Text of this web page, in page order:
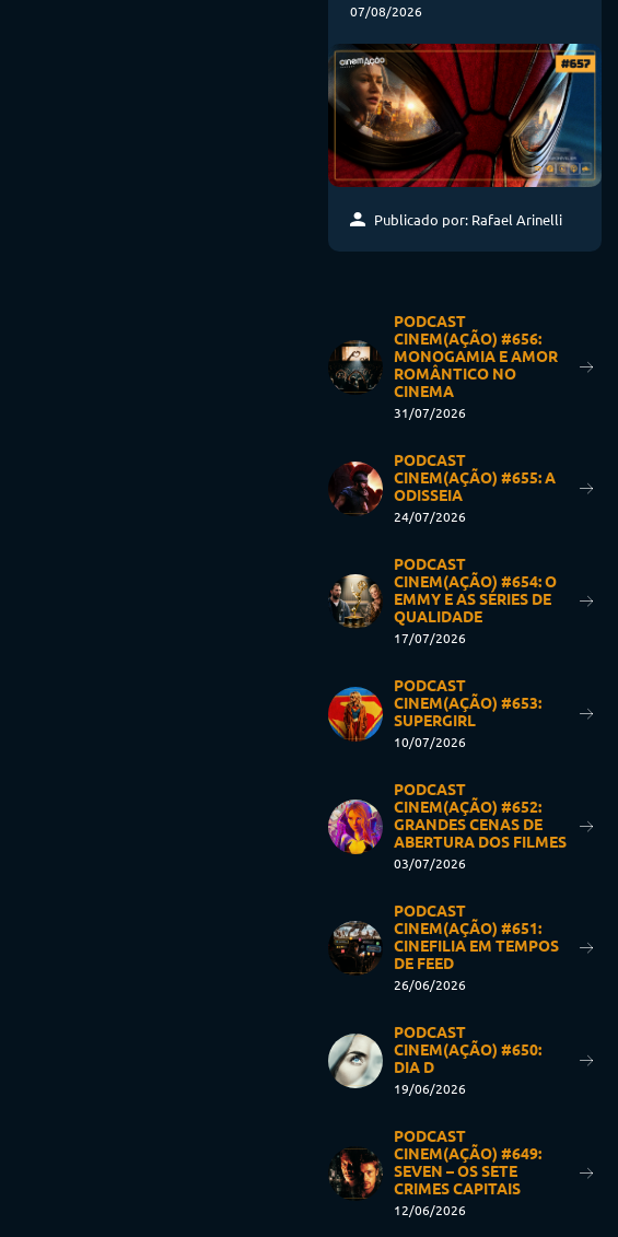
07/08/2026
Publicado por: Rafael Arinelli
PODCAST
CINEM(AÇÃO) #656:
MONOGAMIA E AMOR
ROMÂNTICO NO
CINEMA
31/07/2026
PODCAST
CINEM(AÇÃO) #655: A
ODISSEIA
24/07/2026
PODCAST
CINEM(AÇÃO) #654: O
EMMY E AS SÉRIES DE
QUALIDADE
17/07/2026
PODCAST
CINEM(AÇÃO) #653:
SUPERGIRL
10/07/2026
PODCAST
CINEM(AÇÃO) #652:
GRANDES CENAS DE
ABERTURA DOS FILMES
03/07/2026
PODCAST
CINEM(AÇÃO) #651:
CINEFILIA EM TEMPOS
DE FEED
26/06/2026
PODCAST
CINEM(AÇÃO) #650:
DIA D
19/06/2026
PODCAST
CINEM(AÇÃO) #649:
SEVEN – OS SETE
CRIMES CAPITAIS
12/06/2026